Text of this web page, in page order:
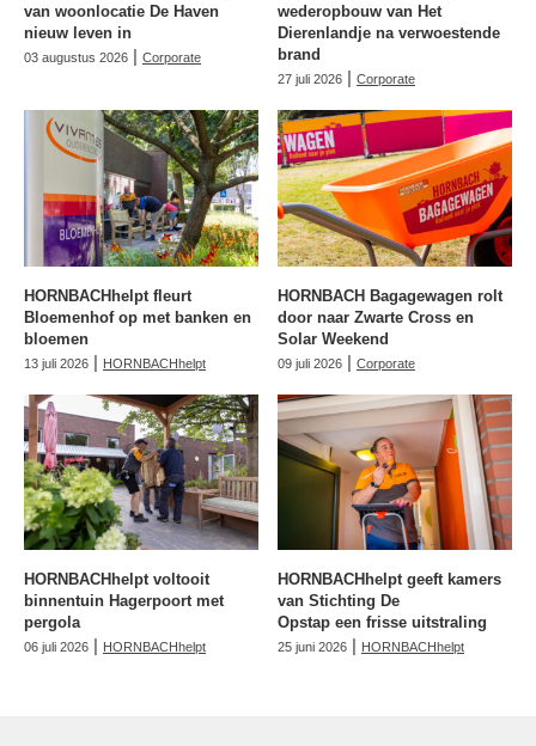
van woonlocatie De Haven
nieuw leven in
03 augustus 2026 | Corporate
wederopbouw van Het
Dierenlandje na verwoestende
brand
27 juli 2026 | Corporate
HORNBACHhelpt fleurt
Bloemenhof op met banken en
bloemen
13 juli 2026 | HORNBACHhelpt
HORNBACH Bagagewagen rolt
door naar Zwarte Cross en
Solar Weekend
09 juli 2026 | Corporate
HORNBACHhelpt voltooit
binnentuin Hagerpoort met
pergola
06 juli 2026 | HORNBACHhelpt
HORNBACHhelpt geeft kamers
van Stichting De
Opstap een frisse uitstraling
25 juni 2026 | HORNBACHhelpt